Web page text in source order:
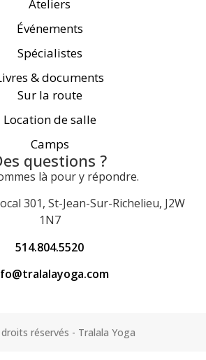
Ateliers
Événements
Spécialistes
& documents
Sur la route
Location de salle
Camps
questions ?
là pour y répondre.
301, St-Jean-Sur-Richelieu, J2W
1N7
514.804.5520
réservés - Tralala Yoga